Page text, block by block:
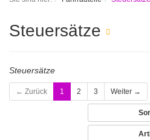
Steuersätze
Steuersätze
← Zurück 1 2 3 Weiter →